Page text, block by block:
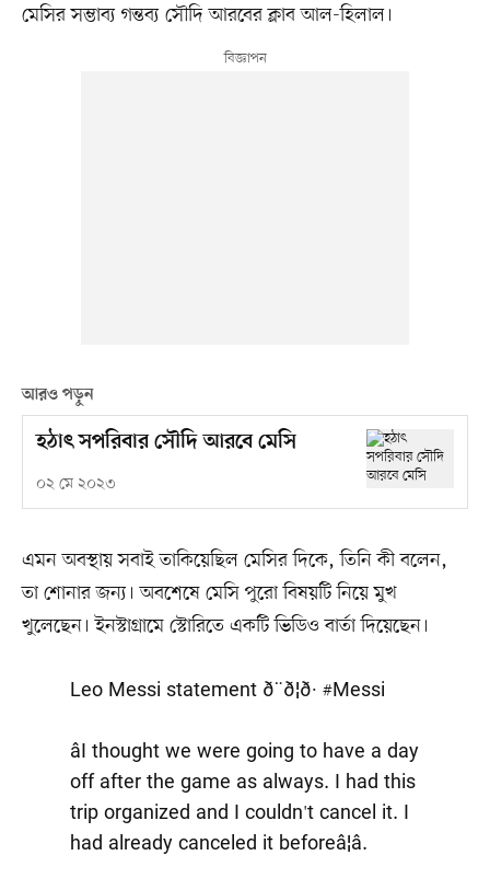
মেসির সম্ভাব্য গন্তব্য সৌদি আরবের ক্লাব আল-হিলাল।
আরও পড়ুন
হঠাৎ সপরিবার সৌদি আরবে মেসি
০২ মে ২০২৩
এমন অবস্থায় সবাই তাকিয়েছিল মেসির দিকে, তিনি কী বলেন,
তা শোনার জন্য। অবশেষে মেসি পুরো বিষয়টি নিয়ে মুখ
খুলেছেন। ইনস্টাগ্রামে স্টোরিতে একটি ভিডিও বার্তা দিয়েছেন।
Leo Messi statement ð¨ð¦ð· #Messi
âI thought we were going to have a day
off after the game as always. I had this
trip organized and I couldn't cancel it. I
had already canceled it beforeâ¦â.